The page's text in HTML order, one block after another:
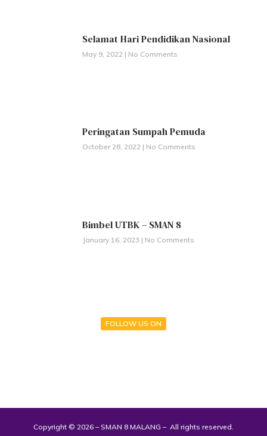
Selamat Hari Pendidikan Nasional
May 9, 2022 No Comments
Peringatan Sumpah Pemuda
October 28, 2022 No Comments
Bimbel UTBK – SMAN 8
January 16, 2023 No Comments
FOLLOW US ON
Copyright © 2026 – SMAN 8 MALANG – All rights reserved.